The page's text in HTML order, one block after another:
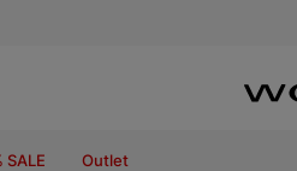
SALE Outlet